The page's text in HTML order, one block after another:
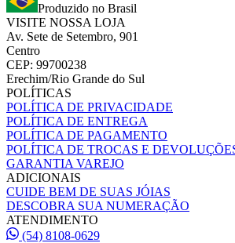
Produzido no Brasil
VISITE NOSSA LOJA
Av. Sete de Setembro, 901
Centro
CEP: 99700238
Erechim/Rio Grande do Sul
POLÍTICAS
POLÍTICA DE PRIVACIDADE
POLÍTICA DE ENTREGA
POLÍTICA DE PAGAMENTO
POLÍTICA DE TROCAS E
GARANTIA VAREJO
ADICIONAIS
CUIDE BEM DE SUAS JÓIAS
DESCOBRA SUA NUMERAÇÃO
ATENDIMENTO
(54) 8108-0629